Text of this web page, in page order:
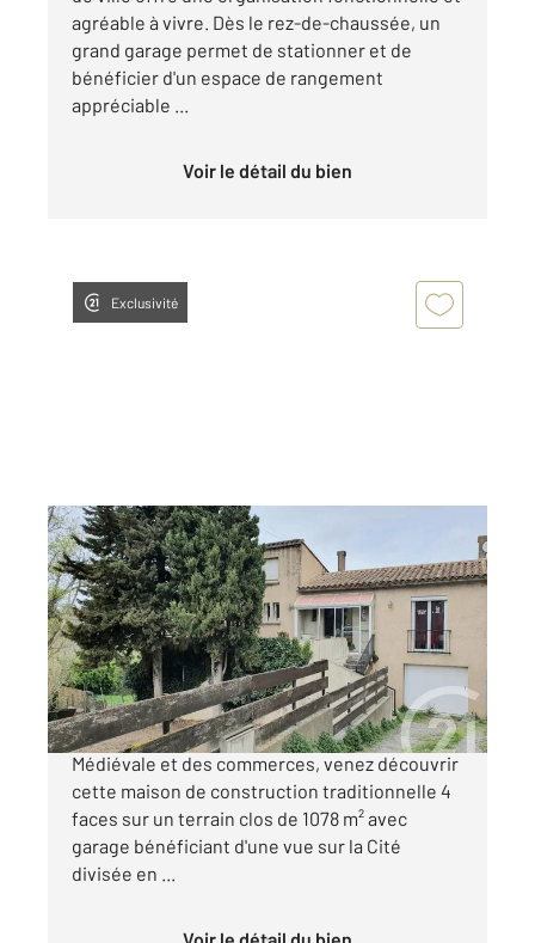
agréable à vivre. Dès le rez-de-chaussée, un
grand garage permet de stationner et de
bénéficier d'un espace de rangement
appréciable ...
Voir le détail du bien
Exclusivité
CARCASSONNE 11
175,32 m2, 7 pièces
Ref : 27233
Maison à vendre
169 000 €
Dans un quartier situé à proximité de la Cité
Médiévale et des commerces, venez découvrir
cette maison de construction traditionnelle 4
faces sur un terrain clos de 1078 m² avec
garage bénéficiant d'une vue sur la Cité
divisée en ...
Voir le détail du bien